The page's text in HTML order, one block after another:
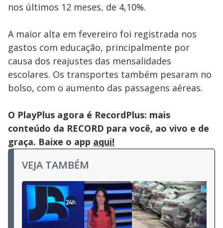
nos últimos 12 meses, de 4,10%.
A maior alta em fevereiro foi registrada nos
gastos com educação, principalmente por
causa dos reajustes das mensalidades
escolares. Os transportes também pesaram no
bolso, com o aumento das passagens aéreas.
O PlayPlus agora é RecordPlus: mais
conteúdo da RECORD para você, ao vivo e de
graça. Baixe o app aqui!
VEJA TAMBÉM